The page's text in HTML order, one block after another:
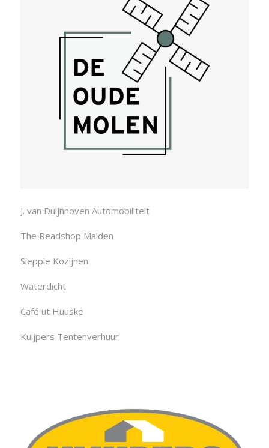
J. van Duijnhoven Automobiliteit
The Readshop Malden
Sieppie Kozijnen
Waterdicht
Café ut Huuske
Kuijpers Tentenverhuur